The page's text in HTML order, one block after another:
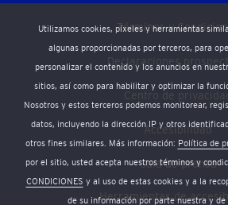
Utilizamos cookies, píxeles y herramientas
algunas proporcionadas por terceros, para
personalizar el contenido y los anuncios en
sitios, así como para habilitar y optimizar la
Nosotros y estos terceros podemos monitorear,
datos, incluyendo la dirección IP y otros
otros fines similares. Más información: Política de
por el sitio, usted acepta nuestros términos y
CONDICIONES y al uso de estas cookies y a la
de su información por parte nuestra y de
Términos y
Declaraciones
Centro de privacidad
Accesibilidad
Sala de prensa
Herramientas de